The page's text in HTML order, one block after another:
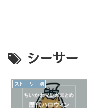
シーサー
ストーリー別